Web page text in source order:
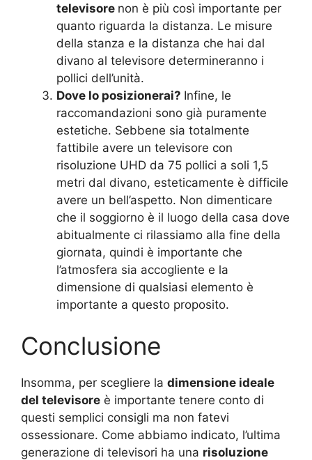
televisore non è più così importante per
quanto riguarda la distanza. Le misure
della stanza e la distanza che hai dal
divano al televisore determineranno i
pollici dell’unità.
Dove lo posizionerai? Infine, le
raccomandazioni sono già puramente
estetiche. Sebbene sia totalmente
fattibile avere un televisore con
risoluzione UHD da 75 pollici a soli 1,5
metri dal divano, esteticamente è difficile
avere un bell’aspetto. Non dimenticare
che il soggiorno è il luogo della casa dove
abitualmente ci rilassiamo alla fine della
giornata, quindi è importante che
l’atmosfera sia accogliente e la
dimensione di qualsiasi elemento è
importante a questo proposito.
Conclusione
Insomma, per scegliere la dimensione ideale
del televisore è importante tenere conto di
questi semplici consigli ma non fatevi
ossessionare. Come abbiamo indicato, l’ultima
generazione di televisori ha una risoluzione